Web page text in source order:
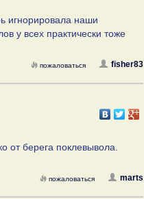
игнорировала наши
у всех практически тоже
fisher83
пожаловаться
от берега поклевывола.
marts
пожаловаться